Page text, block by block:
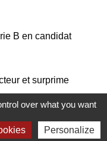
B en candidat
et surprime
: gilet de
over what you want
Personalize